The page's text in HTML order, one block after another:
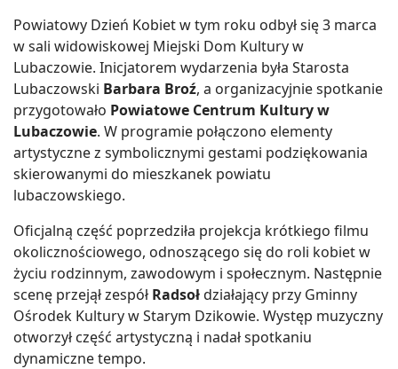
Powiatowy Dzień Kobiet w tym roku odbył się 3 marca
w sali widowiskowej Miejski Dom Kultury w
Lubaczowie. Inicjatorem wydarzenia była Starosta
Lubaczowski Barbara Broź, a organizacyjnie spotkanie
przygotowało Powiatowe Centrum Kultury w
Lubaczowie. W programie połączono elementy
artystyczne z symbolicznymi gestami podziękowania
skierowanymi do mieszkanek powiatu
lubaczowskiego.
Oficjalną część poprzedziła projekcja krótkiego filmu
okolicznościowego, odnoszącego się do roli kobiet w
życiu rodzinnym, zawodowym i społecznym. Następnie
scenę przejął zespół Radsołdziałający przy Gminny
Ośrodek Kultury w Starym Dzikowie. Występ muzyczny
otworzył część artystyczną i nadał spotkaniu
dynamiczne tempo.